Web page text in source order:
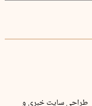
طراحی سایت خبری و